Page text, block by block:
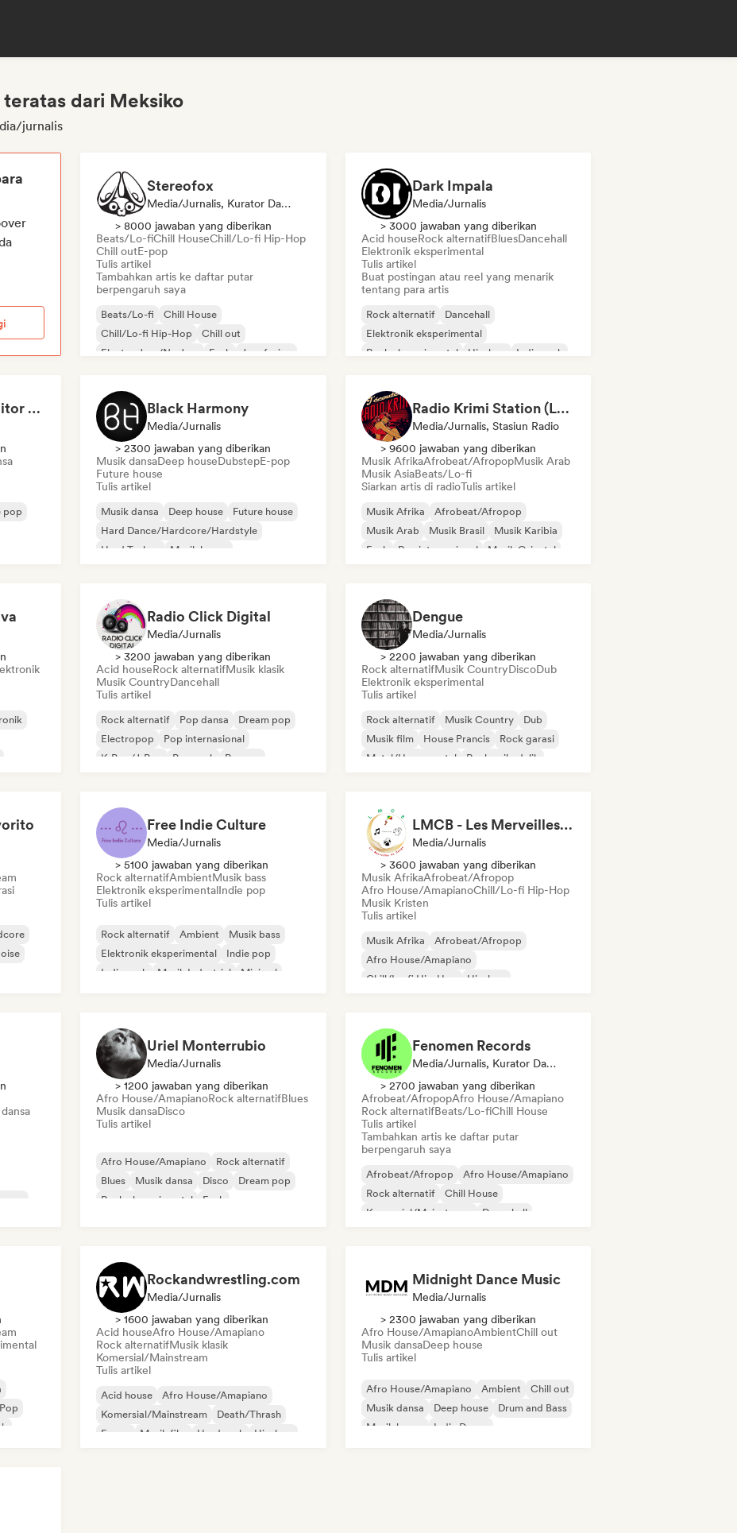
dari Meksiko
jurnalis
Stereofox
Media/Jurnalis, Kurator Daftar Putar
> 8000 jawaban yang diberikan
Beats/Lo-fiChill HouseChill/Lo-fi Hip-Hop
Chill outE-pop
Tulis artikel
Tambahkan artis ke daftar putar
berpengaruh saya
Beats/Lo-fi
Chill House
Chill/Lo-fi Hip-Hop
Chill out
Electro Jazz/Nu Jazz
Funk
Jazz fusion
Dark Impala
Media/Jurnalis
> 3000 jawaban yang diberikan
Acid houseRock alternatifBluesDancehall
Elektronik eksperimental
Tulis artikel
Buat postingan atau reel yang menarik
tentang para artis
Rock alternatif
Dancehall
Elektronik eksperimental
Rock eksperimental
Hip-hop
Indie rock
Pablo Monroy (Editor Rolling Stone México)
pop
Black Harmony
Media/Jurnalis
> 2300 jawaban yang diberikan
Musik dansaDeep houseDubstepE-pop
Future house
Tulis artikel
Musik dansa Deep house
Future house
Hard Dance/Hardcore/Hardstyle
Hard Techno
Musik house
Radio Krimi Station (La Radio)
Media/Jurnalis, Stasiun Radio
> 9600 jawaban yang diberikan
Musik AfrikaAfrobeat/AfropopMusik Arab
Musik AsiaBeats/Lo-fi
Siarkan artis di radioTulis artikel
Musik Afrika
Afrobeat/Afropop
Musik Arab
Musik Brasil
Musik Karibia
Funk
Rap internasional Musik Oriental
Radio Click Digital
Media/Jurnalis
> 3200 jawaban yang diberikan
Acid houseRock alternatifMusik klasik
Musik CountryDancehall
Tulis artikel
Rock alternatif Pop dansa
Dream pop
Electropop
Pop internasional
K-Pop/J-Pop
Pop rock Reggae
Dengue
Media/Jurnalis
> 2200 jawaban yang diberikan
Rock alternatifMusik CountryDiscoDub
Elektronik eksperimental
Tulis artikel
Rock alternatif Musik Country
Dub
Musik film
House Prancis
Rock garasi
Metal/Heavy metal
Rock psikedelik
Free Indie Culture
Media/Jurnalis
> 5100 jawaban yang diberikan
Rock alternatifAmbientMusik bass
Elektronik eksperimentalIndie pop
Tulis artikel
Rock alternatif Ambient
Musik bass
Elektronik eksperimental
Indie pop
Indie rock
Musik Industrial Minimal
LMCB - Les Merveilles du Congo 🇨🇬
Media/Jurnalis
> 3600 jawaban yang diberikan
Musik AfrikaAfrobeat/Afropop
Afro House/AmapianoChill/Lo-fi Hip-Hop
Musik Kristen
Tulis artikel
Musik Afrika
Afrobeat/Afropop
Afro House/Amapiano
Chill/Lo-fi Hip-Hop
Hip-hop
Uriel Monterrubio
Media/Jurnalis
> 1200 jawaban yang diberikan
Afro House/AmapianoRock alternatifBlues
Musik dansaDisco
Tulis artikel
Afro House/Amapiano
Rock alternatif
Blues
Musik dansa Disco
Dream pop
Rock eksperimental
Funk
Fenomen Records
Media/Jurnalis, Kurator Daftar Putar
> 2700 jawaban yang diberikan
Afrobeat/AfropopAfro House/Amapiano
Rock alternatifBeats/Lo-fiChill House
Tulis artikel
Tambahkan artis ke daftar putar
berpengaruh saya
Afrobeat/Afropop
Afro House/Amapiano
Rock alternatif
Chill House
Komersial/Mainstream
Dancehall
Rockandwrestling.com
Media/Jurnalis
> 1600 jawaban yang diberikan
Acid houseAfro House/Amapiano
Rock alternatifMusik klasik
Komersial/Mainstream
Tulis artikel
Acid house
Afro House/Amapiano
Komersial/Mainstream
Death/Thrash
E-pop
Musik film Hard rock Hip-hop
Midnight Dance Music
Media/Jurnalis
> 2300 jawaban yang diberikan
Afro House/AmapianoAmbientChill out
Musik dansaDeep house
Tulis artikel
Afro House/Amapiano Ambient
Chill out
Musik dansa
Deep house
Drum and Bass
Musik house
Indie Dance